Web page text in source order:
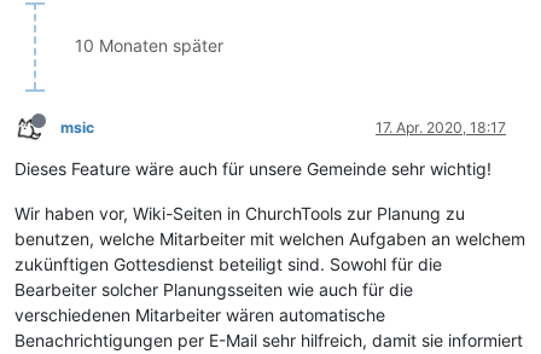
10 Monaten später
msic 17. Apr. 2020, 18:17
Dieses Feature wäre auch für unsere Gemeinde sehr wichtig!
Wir haben vor, Wiki-Seiten in ChurchTools zur Planung zu
benutzen, welche Mitarbeiter mit welchen Aufgaben an welchem
zukünftigen Gottesdienst beteiligt sind. Sowohl für die
Bearbeiter solcher Planungsseiten wie auch für die
verschiedenen Mitarbeiter wären automatische
Benachrichtigungen per E-Mail sehr hilfreich, damit sie informiert